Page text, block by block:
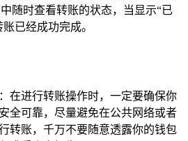
随时查看转账的状态，当显示“已
已经成功完成。
：在进行转账操作时，一定要确保你
全可靠，尽量避免在公共网络或者
转账，千万不要随意透露你的钱包